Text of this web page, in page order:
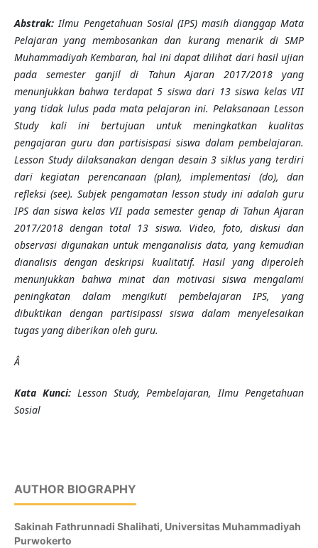
Abstrak:Ilmu Pengetahuan Sosial (IPS) masih dianggap Mata
Pelajaran yang membosankan dan kurang menarik di SMP
Muhammadiyah Kembaran, hal ini dapat dilihat dari hasil ujian
pada semester ganjil di Tahun Ajaran 2017/2018 yang
menunjukkan bahwa terdapat 5 siswa dari 13 siswa kelas VII
yang tidak lulus pada mata pelajaran ini. Pelaksanaan Lesson
Study kali ini bertujuan untuk meningkatkan kualitas
pengajaran guru dan partisispasi siswa dalam pembelajaran.
Lesson Study dilaksanakan dengan desain 3 siklus yang terdiri
dari kegiatan perencanaan (plan), implementasi (do), dan
refleksi (see). Subjek pengamatan lesson study ini adalah guru
IPS dan siswa kelas VII pada semester genap di Tahun Ajaran
2017/2018 dengan total 13 siswa. Video, foto, diskusi dan
observasi digunakan untuk menganalisis data, yang kemudian
dianalisis dengan deskripsi kualitatif. Hasil yang diperoleh
menunjukkan bahwa minat dan motivasi siswa mengalami
peningkatan dalam mengikuti pembelajaran IPS, yang
dibuktikan dengan partisipassi siswa dalam menyelesaikan
tugas yang diberikan oleh guru.
Â
Kata Kunci: Lesson Study, Pembelajaran, Ilmu Pengetahuan
Sosial
AUTHOR BIOGRAPHY
Sakinah Fathrunnadi Shalihati, Universitas Muhammadiyah
Purwokerto